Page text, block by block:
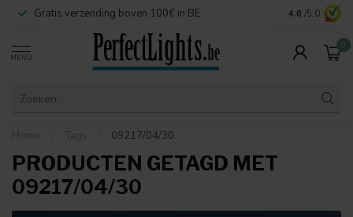
Gratis verzending boven 100€ in BE Veilige
4.0 /5.0
MENU
0
Home Tags 09217/04/30
PRODUCTEN GETAGD MET
09217/04/30